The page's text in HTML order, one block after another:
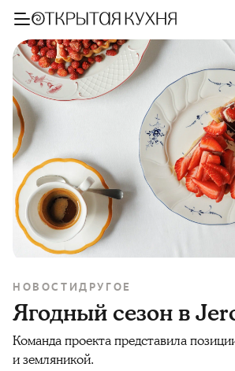
НОВОСТИДРУГОЕ
Ягодный сезон в
Команда проекта представила
и земляникой.